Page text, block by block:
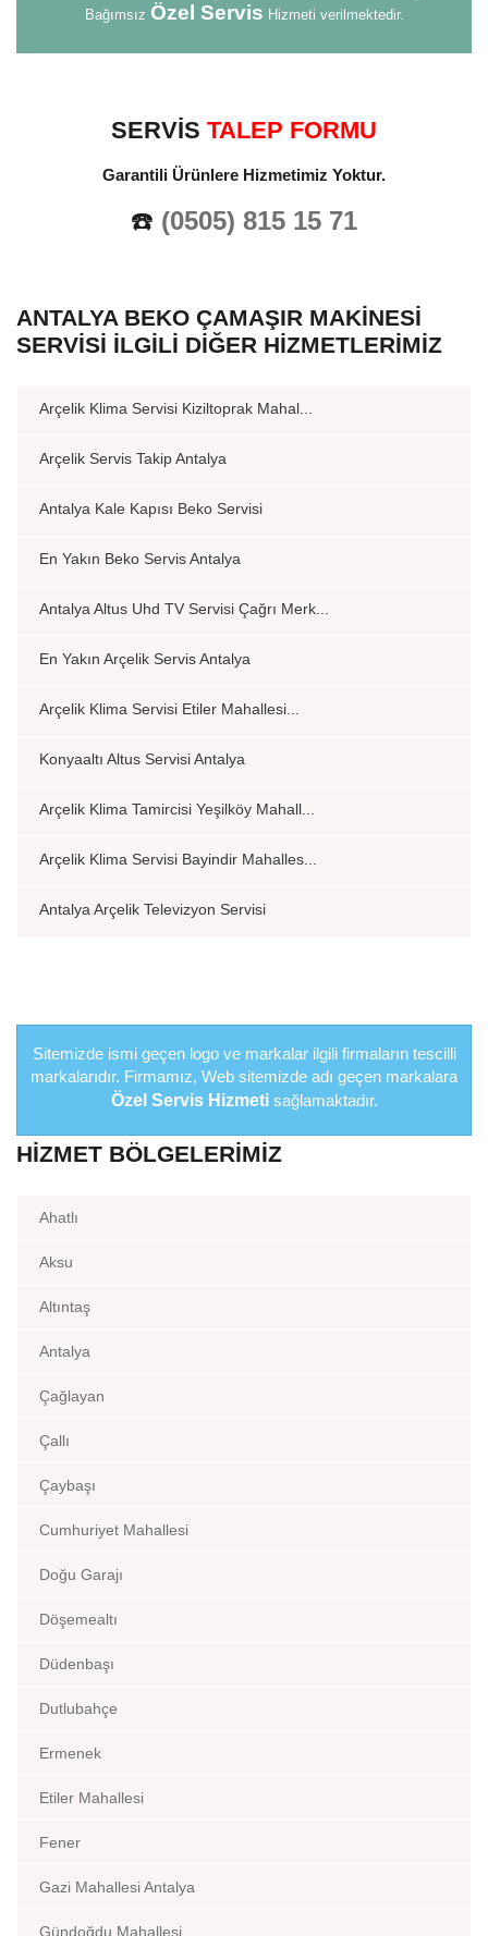
Bağımsız Özel Servis Hizmeti verilmektedir.
SERVİS TALEP FORMU
Garantili Ürünlere Hizmetimiz Yoktur.
☎️ (0505) 815 15 71
ANTALYA BEKO ÇAMAŞIR MAKINESI
SERVISI İLGILI DIĞER HIZMETLERIMIZ
Arçelik Klima Servisi Kiziltoprak Mahal...
Arçelik Servis Takip Antalya
Antalya Kale Kapısı Beko Servisi
En Yakın Beko Servis Antalya
Antalya Altus Uhd TV Servisi Çağrı Merk...
En Yakın Arçelik Servis Antalya
Arçelik Klima Servisi Etiler Mahallesi...
Konyaaltı Altus Servisi Antalya
Arçelik Klima Tamircisi Yeşilköy Mahall...
Arçelik Klima Servisi Bayindir Mahalles...
Antalya Arçelik Televizyon Servisi
Sitemizde ismi geçen logo ve markalar ilgili firmaların tescilli
markalarıdır. Firmamız, Web sitemizde adı geçen markalara
Özel Servis Hizmetisağlamaktadır.
HIZMET BÖLGELERIMIZ
Ahatlı
Aksu
Altıntaş
Antalya
Çağlayan
Çallı
Çaybaşı
Cumhuriyet Mahallesi
Doğu Garajı
Döşemealtı
Düdenbaşı
Dutlubahçe
Ermenek
Etiler Mahallesi
Fener
Gazi Mahallesi Antalya
Gündoğdu Mahallesi